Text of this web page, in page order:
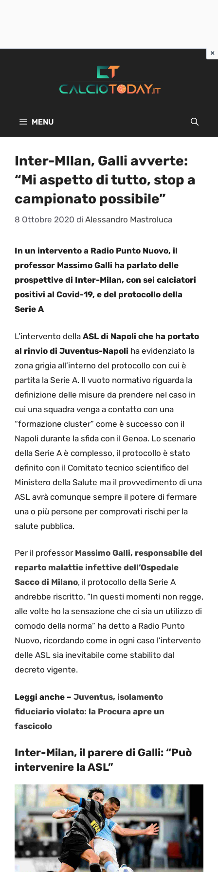
MENU
Inter-MIlan, Galli avverte:
“Mi aspetto di tutto, stop a
campionato possibile”
8 Ottobre 2020 di Alessandro Mastroluca
In un intervento a Radio Punto Nuovo, il
professor Massimo Galli ha parlato delle
prospettive di Inter-Milan, con sei calciatori
positivi al Covid-19, e del protocollo della
Serie A
L’intervento della ASL di Napoli che ha portato
al rinvio di Juventus-Napoli ha evidenziato la
zona grigia all’interno del protocollo con cui è
partita la Serie A. Il vuoto normativo riguarda la
definizione delle misure da prendere nel caso in
cui una squadra venga a contatto con una
“formazione cluster” come è successo con il
Napoli durante la sfida con il Genoa. Lo scenario
della Serie A è complesso, il protocollo è stato
definito con il Comitato tecnico scientifico del
Ministero della Salute ma il provvedimento di una
ASL avrà comunque sempre il potere di fermare
una o più persone per comprovati rischi per la
salute pubblica.
Per il professor Massimo Galli, responsabile del
reparto malattie infettive dell’Ospedale
Sacco di Milano, il protocollo della Serie A
andrebbe riscritto. “In questi momenti non regge,
alle volte ho la sensazione che ci sia un utilizzo di
comodo della norma” ha detto a Radio Punto
Nuovo, ricordando come in ogni caso l’intervento
delle ASL sia inevitabile come stabilito dal
decreto vigente.
Leggi anche – Juventus, isolamento
fiduciario violato: la Procura apre un
fascicolo
Inter-Milan, il parere di Galli: “Può
intervenire la ASL”